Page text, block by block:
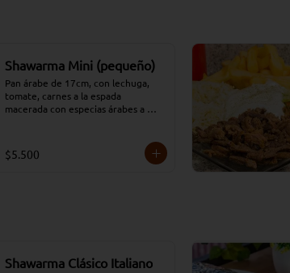
Shawarma Mini (pequeño)
Pan árabe de 17cm, con lechuga,
tomate, carnes a la espada
macerada con especias árabes a
(opciones:
Carne/Pollo/Mixto/Falafel)
$5.500
Shawarma Clásico Italiano